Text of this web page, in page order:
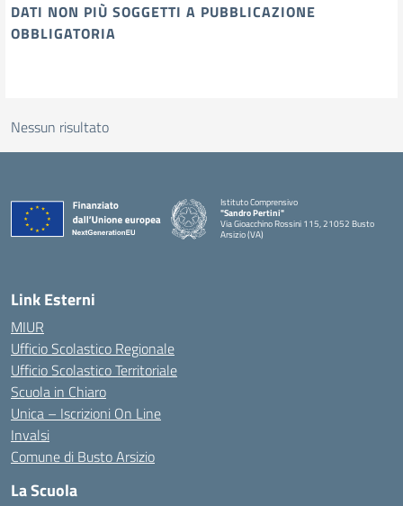
DATI NON PIÙ SOGGETTI A PUBBLICAZIONE
OBBLIGATORIA
Nessun risultato
Istituto Comprensivo
"Sandro Pertini"
Via Gioacchino Rossini 115, 21052 Busto
Arsizio (VA)
Link Esterni
MIUR
Ufficio Scolastico Regionale
Ufficio Scolastico Territoriale
Scuola in Chiaro
Unica – Iscrizioni On Line
Invalsi
Comune di Busto Arsizio
La Scuola